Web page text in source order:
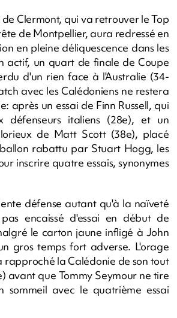
Clermont, qui va retrouver le Top
de Montpellier, aura redressé en
en pleine déliquescence dans les
actif, un quart de finale de Coupe
d'un rien face à l'Australie (34-
avec les Calédoniens ne restera
après un essai de Finn Russell, qui
défenseurs italiens (28e), et un
de Matt Scott (38e), placé
rabattu par Stuart Hogg, les
inscrire quatre essais, synonymes
défense autant qu'à la naïveté
encaissé d'essai en début de
le carton jaune infligé à John
gros temps fort adverse. L'orage
rapproché la Calédonie de son tout
avant que Tommy Seymour ne tire
sommeil avec le quatrième essai